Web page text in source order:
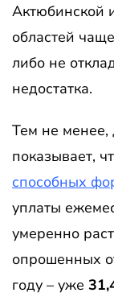
Актюбинской
областей
либо не
недостатка.
Тем не менее,
показывает,
способных
уплаты
умеренно
опрошенных
году – уже